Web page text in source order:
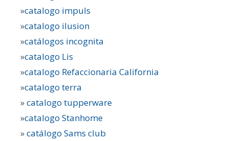
»catalogo impuls
»catalogo ilusion
»catálogos incognita
»catalogo Lis
»catalogo Refaccionaria California
»catalogo terra
»catalogo tupperware
»catalogo Stanhome
»catálogo Sams club